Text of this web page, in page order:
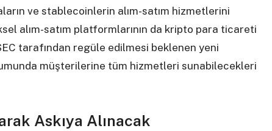
ve stablecoinlerin alım-satım hizmetlerini
alım-satım platformlarının da kripto para ticareti
tarafından regüle edilmesi beklenen yeni
müşterilerine tüm hizmetleri sunabilecekleri
Askıya Alınacak